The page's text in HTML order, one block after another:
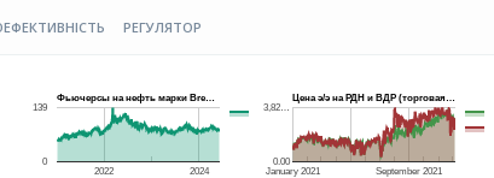
РЕГУЛЯТОР